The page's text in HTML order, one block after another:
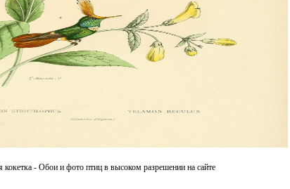
кокетка - Обои и фото птиц в высоком разрешении на сайте